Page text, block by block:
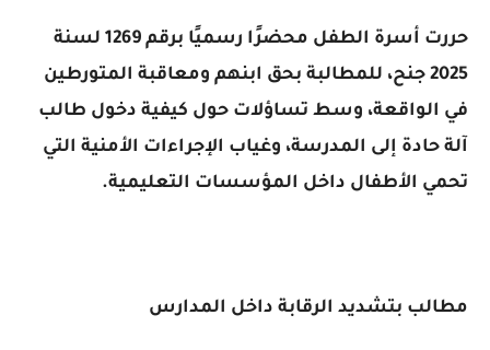
حررت أسرة الطفل محضرًا رسميًا برقم 1269 لسنة
2025 جنح، للمطالبة بحق ابنهم ومعاقبة المتورطين
في الواقعة، وسط تساؤلات حول كيفية دخول طالب
آلة حادة إلى المدرسة، وغياب الإجراءات الأمنية التي
تحمي الأطفال داخل المؤسسات التعليمية.
مطالب بتشديد الرقابة داخل المدارس